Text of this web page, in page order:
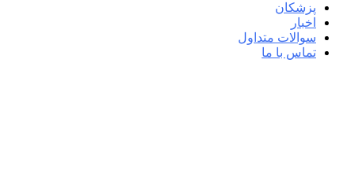
پزشکان
اخبار
سوالات متداول
تماس با ما